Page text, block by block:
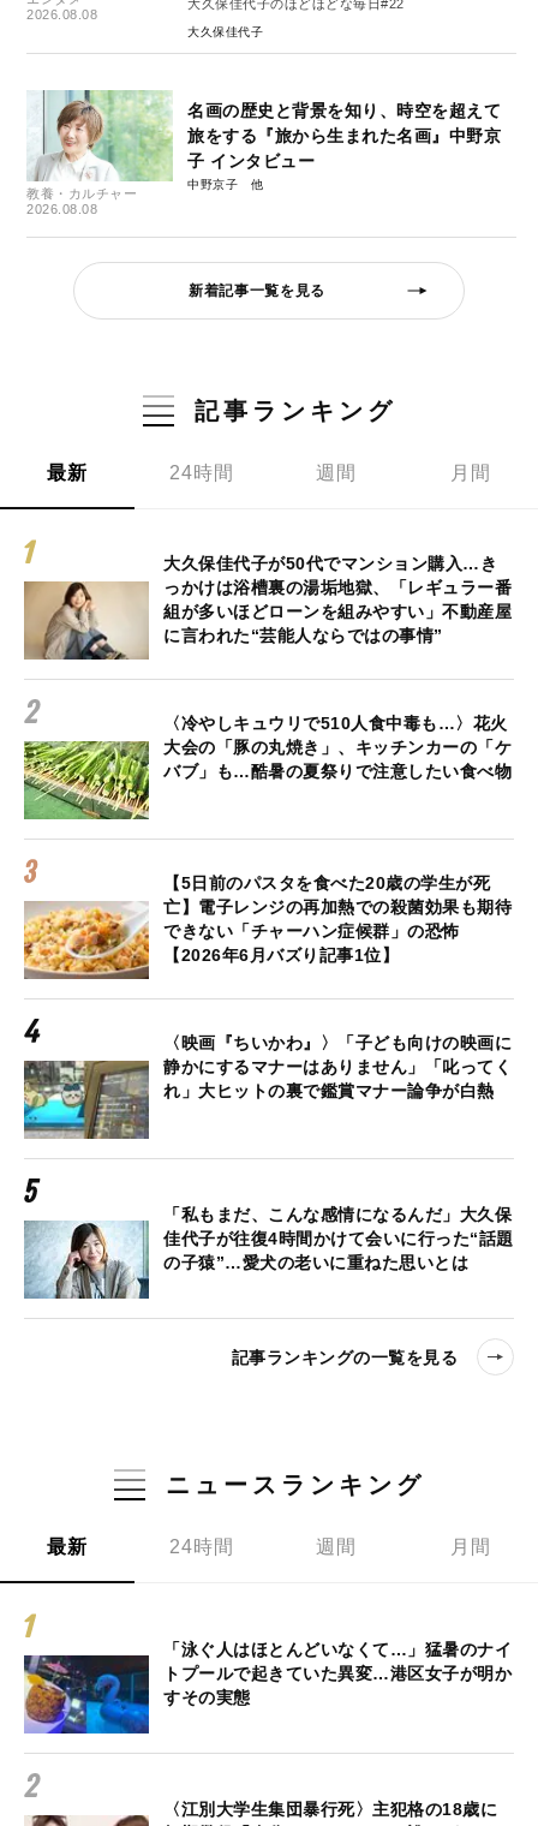
2026.08.08
大久保佳代子のほどほどな毎日#22
大久保佳代子
教養・カルチャー
2026.08.08
名画の歴史と背景を知り、時空を超えて
旅をする『旅から生まれた名画』中野京
子 インタビュー
中野京子
新着記事一覧を見る
記事ランキング
最新 24時間 週間 月間
大久保佳代子が50代でマンション購入…き
っかけは浴槽裏の湯垢地獄、「レギュラー番
組が多いほどローンを組みやすい」不動産屋
に言われた“芸能人ならではの事情”
〈冷やしキュウリで510人食中毒も…〉花火
大会の「豚の丸焼き」、キッチンカーの「ケ
バブ」も…酷暑の夏祭りで注意したい食べ物
【5日前のパスタを食べた20歳の学生が死
亡】電子レンジの再加熱での殺菌効果も期待
できない「チャーハン症候群」の恐怖
【2026年6月バズり記事1位】
〈映画『ちいかわ』〉「子ども向けの映画に
静かにするマナーはありません」「叱ってく
れ」大ヒットの裏で鑑賞マナー論争が白熱
「私もまだ、こんな感情になるんだ」大久保
佳代子が往復4時間かけて会いに行った“話題
の子猿”…愛犬の老いに重ねた思いとは
記事ランキングの一覧を見る
ニュースランキング
最新 24時間 週間 月間
「泳ぐ人はほとんどいなくて…」猛暑のナイ
トプールで起きていた異変…港区女子が明か
すその実態
〈江別大学生集団暴行死〉主犯格の18歳に